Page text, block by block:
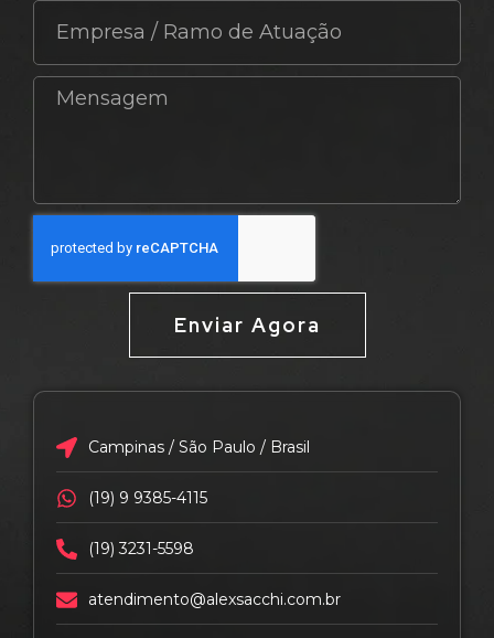
Enviar Agora
Campinas / São Paulo / Brasil
(19) 9 9385-4115
(19) 3231-5598
atendimento@alexsacchi.com.br